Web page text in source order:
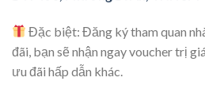
Đặc biệt: Đăng ký tham quan
đãi, bạn sẽ nhận ngay voucher trị giá
ưu đãi hấp dẫn khác.